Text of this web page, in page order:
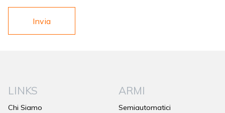
LINKS
Chi Siamo
ARMI
Semiautomatici